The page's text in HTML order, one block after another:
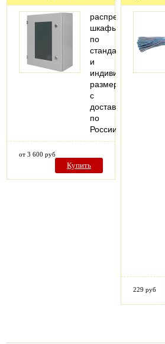
распределительные
шкафы
по
стандартным
и
индивидуальным
размерам
с
доставкой
по
России
от 3 600 руб
Купить
229 руб